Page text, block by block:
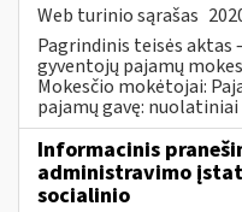
Web turinio sąrašas
Pagrindinis teisės
gyventojų pajamų
Mokesčio mokėtojai:
pajamų gavę:
Informacinis
administravimo
socialinio